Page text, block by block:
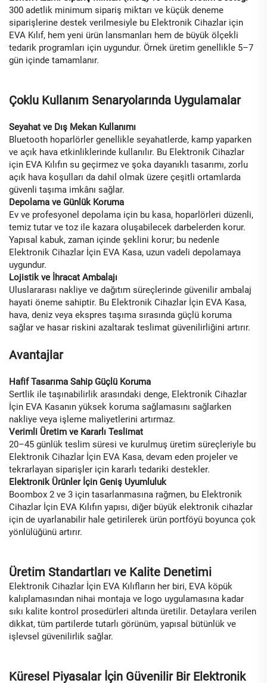
300 adetlik minimum sipariş miktarı ve küçük deneme
siparişlerine destek verilmesiyle bu Elektronik Cihazlar için
EVA Kılıf, hem yeni ürün lansmanları hem de büyük ölçekli
tedarik programları için uygundur. Örnek üretim genellikle 5–7
gün içinde tamamlanır.
Çoklu Kullanım Senaryolarında Uygulamalar
Seyahat ve Dış Mekan Kullanımı
Bluetooth hoparlörler genellikle seyahatlerde, kamp yaparken
ve açık hava etkinliklerinde kullanılır. Bu Elektronik Cihazlar
için EVA Kılıfın su geçirmez ve şoka dayanıklı tasarımı, zorlu
açık hava koşulları da dahil olmak üzere çeşitli ortamlarda
güvenli taşıma imkânı sağlar.
Depolama ve Günlük Koruma
Ev ve profesyonel depolama için bu kasa, hoparlörleri düzenli,
temiz tutar ve toz ile kazara oluşabilecek darbelerden korur.
Yapısal kabuk, zaman içinde şeklini korur; bu nedenle
Elektronik Cihazlar İçin EVA Kasa, uzun vadeli depolamaya
uygundur.
Lojistik ve İhracat Ambalajı
Uluslararası nakliye ve dağıtım süreçlerinde güvenilir ambalaj
hayati öneme sahiptir. Bu Elektronik Cihazlar İçin EVA Kasa,
hava, deniz veya ekspres taşıma sırasında güçlü koruma
sağlar ve hasar riskini azaltarak teslimat güvenilirliğini artırır.
Avantajlar
Hafif Tasarıma Sahip Güçlü Koruma
Sertlik ile taşınabilirlik arasındaki denge, Elektronik Cihazlar
İçin EVA Kasanın yüksek koruma sağlamasını sağlarken
nakliye veya işleme maliyetlerini artırmaz.
Verimli Üretim ve Kararlı Teslimat
20–45 günlük teslim süresi ve kurulmuş üretim süreçleriyle bu
Elektronik Cihazlar İçin EVA Kasa, devam eden projeler ve
tekrarlayan siparişler için kararlı tedariki destekler.
Elektronik Ürünler İçin Geniş Uyumluluk
Boombox 2 ve 3 için tasarlanmasına rağmen, bu Elektronik
Cihazlar İçin EVA Kılıfın yapısı, diğer büyük elektronik cihazlar
için de uyarlanabilir hale getirilerek ürün portföyü boyunca çok
yönlülüğünü artırır.
Üretim Standartları ve Kalite Denetimi
Elektronik Cihazlar İçin EVA Kılıfların her biri, EVA köpük
kalıplamasından nihai montaja ve logo uygulamasına kadar
sıkı kalite kontrol prosedürleri altında üretilir. Detaylara verilen
dikkat, tüm partilerde tutarlı görünüm, yapısal bütünlük ve
işlevsel güvenilirlik sağlar.
Küresel Piyasalar İçin Güvenilir Bir Elektronik